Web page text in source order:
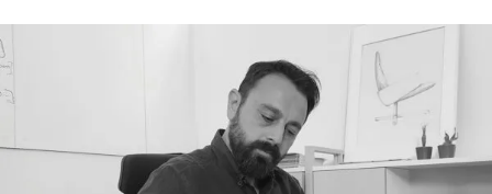
Наша культура
Информационный Зал